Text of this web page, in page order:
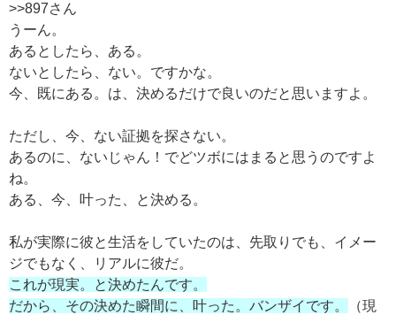
>>897さん
うーん。
あるとしたら、ある。
ないとしたら、ない。ですかな。
今、既にある。は、決めるだけで良いのだと思いますよ。
ただし、今、ない証拠を探さない。
あるのに、ないじゃん！でどツボにはまると思うのですよ
ね。
ある、今、叶った、と決める。
私が実際に彼と生活をしていたのは、先取りでも、イメー
ジでもなく、リアルに彼だ。
これが現実。と決めたんです。
だから、その決めた瞬間に、叶った。バンザイです。
（現